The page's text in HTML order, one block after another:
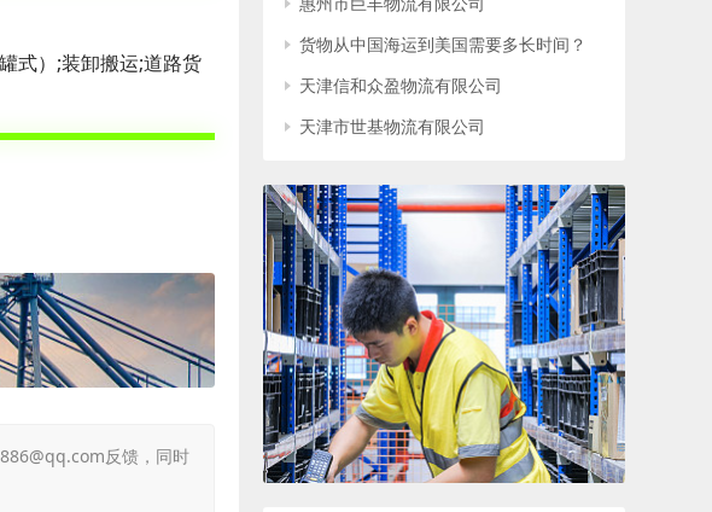
式）;装卸搬运;道路货
反馈，同时
货物从中国海运到美国需要多长时间？
天津信和众盈物流有限公司
天津市世基物流有限公司